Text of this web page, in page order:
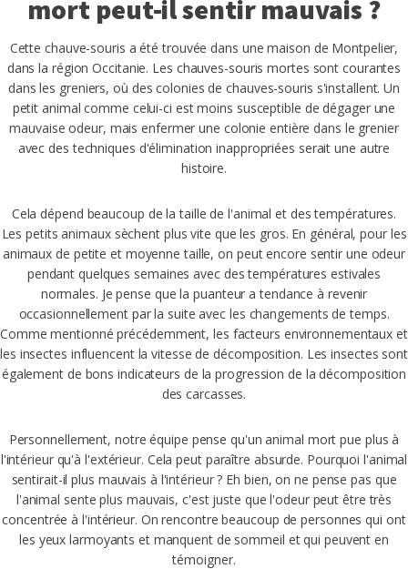
mort peut-il sentir mauvais ?
Cette chauve-souris a été trouvée dans une maison de Montpelier,
dans la région Occitanie. Les chauves-souris mortes sont courantes
dans les greniers, où des colonies de chauves-souris s'installent. Un
petit animal comme celui-ci est moins susceptible de dégager une
mauvaise odeur, mais enfermer une colonie entière dans le grenier
avec des techniques d'élimination inappropriées serait une autre
histoire.
Cela dépend beaucoup de la taille de l'animal et des températures.
Les petits animaux sèchent plus vite que les gros. En général, pour les
animaux de petite et moyenne taille, on peut encore sentir une odeur
pendant quelques semaines avec des températures estivales
normales. Je pense que la puanteur a tendance à revenir
occasionnellement par la suite avec les changements de temps.
Comme mentionné précédemment, les facteurs environnementaux et
les insectes influencent la vitesse de décomposition. Les insectes sont
également de bons indicateurs de la progression de la décomposition
des carcasses.
Personnellement, notre équipe pense qu'un animal mort pue plus à
l'intérieur qu'à l'extérieur. Cela peut paraître absurde. Pourquoi l'animal
sentirait-il plus mauvais à l'intérieur ? Eh bien, on ne pense pas que
l'animal sente plus mauvais, c'est juste que l'odeur peut être très
concentrée à l'intérieur. On rencontre beaucoup de personnes qui ont
les yeux larmoyants et manquent de sommeil et qui peuvent en
témoigner.